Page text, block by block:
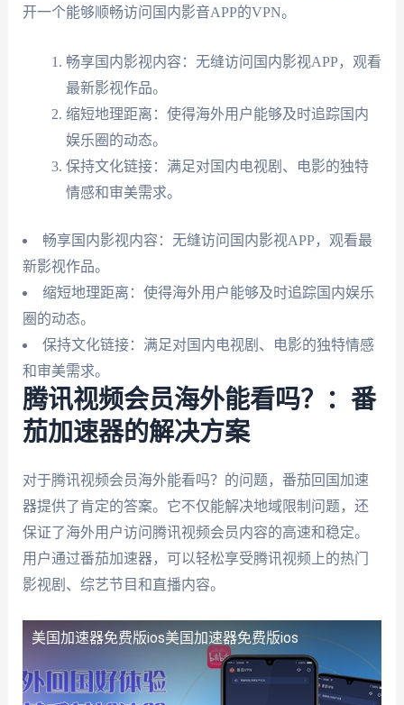
开一个能够顺畅访问国内影音APP的VPN。
畅享国内影视内容：无缝访问国内影视APP，观看
最新影视作品。
缩短地理距离：使得海外用户能够及时追踪国内
娱乐圈的动态。
保持文化链接：满足对国内电视剧、电影的独特
情感和审美需求。
畅享国内影视内容：无缝访问国内影视APP，观看最
新影视作品。
缩短地理距离：使得海外用户能够及时追踪国内娱乐
圈的动态。
保持文化链接：满足对国内电视剧、电影的独特情感
和审美需求。
腾讯视频会员海外能看吗？：番
茄加速器的解决方案
对于腾讯视频会员海外能看吗？的问题，番茄回国加速
器提供了肯定的答案。它不仅能解决地域限制问题，还
保证了海外用户访问腾讯视频会员内容的高速和稳定。
用户通过番茄加速器，可以轻松享受腾讯视频上的热门
影视剧、综艺节目和直播内容。
美国加速器免费版ios美国加速器免费版ios